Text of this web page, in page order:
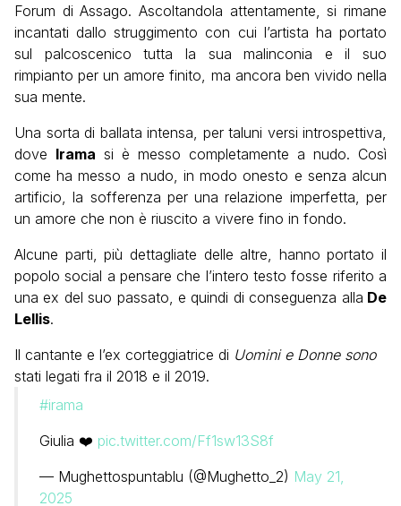
Forum di Assago. Ascoltandola attentamente, si rimane
incantati dallo struggimento con cui l’artista ha portato
sul palcoscenico tutta la sua malinconia e il suo
rimpianto per un amore finito, ma ancora ben vivido nella
sua mente.
Una sorta di ballata intensa, per taluni versi introspettiva,
dove Irama si è messo completamente a nudo. Così
come ha messo a nudo, in modo onesto e senza alcun
artificio, la sofferenza per una relazione imperfetta, per
un amore che non è riuscito a vivere fino in fondo.
Alcune parti, più dettagliate delle altre, hanno portato il
popolo social a pensare che l’intero testo fosse riferito a
una ex del suo passato, e quindi di conseguenza alla De
Lellis.
Il cantante e l’ex corteggiatrice di Uomini e Donne sono
stati legati fra il 2018 e il 2019.
#irama
Giulia ❤️ pic.twitter.com/Ff1sw13S8f
— Mughettospuntablu (@Mughetto_2) May 21,
2025